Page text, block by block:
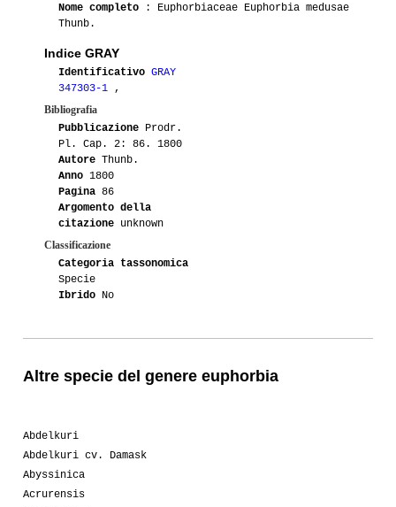
Nome completo : Euphorbiaceae Euphorbia medusae
Thunb.
Indice GRAY
Identificativo GRAY
347303-1 ,
Bibliografia
Pubblicazione Prodr.
Pl. Cap. 2: 86. 1800
Autore Thunb.
Anno 1800
Pagina 86
Argomento della
citazione unknown
Classificazione
Categoria tassonomica
Specie
Ibrido No
Altre specie del genere euphorbia
Abdelkuri
Abdelkuri cv. Damask
Abyssinica
Acrurensis